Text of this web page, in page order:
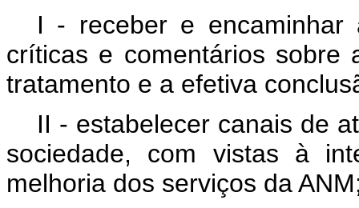
I - receber e encaminhar
críticas e comentários sobre
tratamento e a efetiva
II - estabelecer canais de
sociedade, com vistas à
melhoria dos serviços da